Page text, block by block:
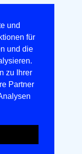
und
für
und die
zu Ihrer
Partner